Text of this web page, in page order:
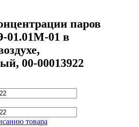
паров
01.01М-01 в
00-00013922
товара